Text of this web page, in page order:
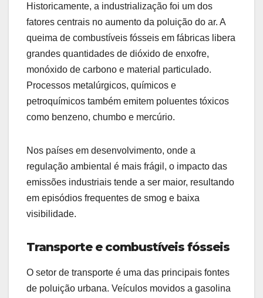
Historicamente, a industrialização foi um dos
fatores centrais no aumento da poluição do ar. A
queima de combustíveis fósseis em fábricas libera
grandes quantidades de dióxido de enxofre,
monóxido de carbono e material particulado.
Processos metalúrgicos, químicos e
petroquímicos também emitem poluentes tóxicos
como benzeno, chumbo e mercúrio.
Nos países em desenvolvimento, onde a
regulação ambiental é mais frágil, o impacto das
emissões industriais tende a ser maior, resultando
em episódios frequentes de smog e baixa
visibilidade.
Transporte e combustíveis fósseis
O setor de transporte é uma das principais fontes
de poluição urbana. Veículos movidos a gasolina